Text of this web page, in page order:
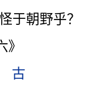
于朝野乎？
古